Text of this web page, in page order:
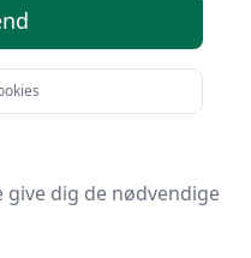
vejledning til
til alle, der ønsker
selv entusiast eller
dig de nødvendige